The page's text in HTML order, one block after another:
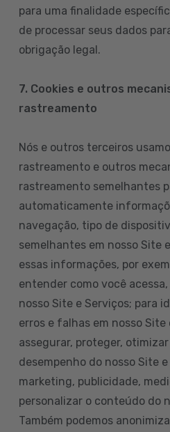
para uma finalidade
de processar seus dados
obrigação legal.
7. Cookies e outros
rastreamento
Nós e outros terceiros
rastreamento e outros
rastreamento semelhantes
automaticamente
navegação, tipo de
semelhantes em nosso Site
essas informações, por
entender como você
nosso Site e Serviços; para
erros e falhas em nosso Site
assegurar, proteger,
desempenho do nosso Site
marketing, publicidade,
personalizar o conteúdo do
Também podemos